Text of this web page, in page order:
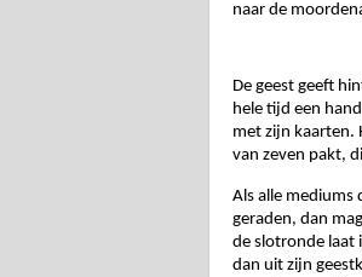
naar de
De geest geeft
hele tijd een
met zijn kaarten.
van zeven pakt,
Als alle mediums
geraden, dan
de slotronde laat
dan uit zijn